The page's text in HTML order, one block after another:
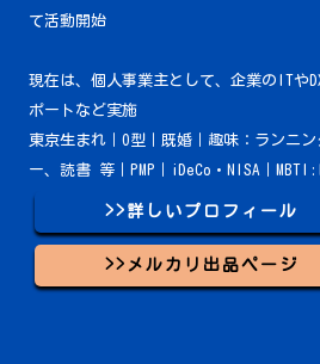
て活動開始
現在は、個人事業主として、企業のITや
ポートなど実施
東京生まれ｜O型｜既婚｜趣味：ランニ
ー、読書 等｜PMP｜iDeCo・NISA｜
>>詳しいプロフィール
>>メルカリ出品ページ